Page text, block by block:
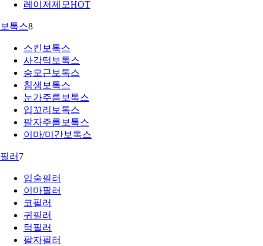
레이저제모HOT
보톡스8
스킨보톡스
사각턱보톡스
승모근보톡스
침샘보톡스
눈가주름보톡스
입꼬리보톡스
팔자주름보톡스
이마/미간보톡스
필러 7
입술필러
이마필러
코필러
귀필러
턱필러
팔자필러